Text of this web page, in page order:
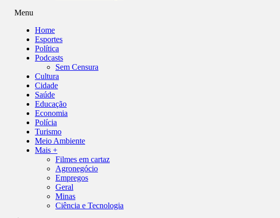
Menu
Home
Esportes
Política
Podcasts
Sem Censura
Cultura
Cidade
Saúde
Educação
Economia
Polícia
Turismo
Meio Ambiente
Mais +
Filmes em cartaz
Agronegócio
Empregos
Geral
Minas
Ciência e Tecnologia